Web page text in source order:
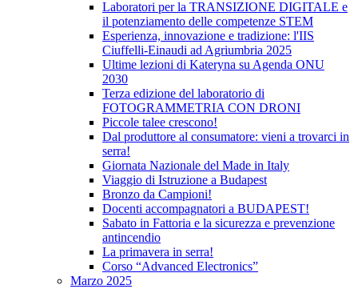
Laboratori per la TRANSIZIONE DIGITALE e
il potenziamento delle competenze STEM
Esperienza, innovazione e tradizione: l'IIS
Ciuffelli-Einaudi ad Agriumbria 2025
Ultime lezioni di Kateryna su Agenda ONU
2030
Terza edizione del laboratorio di
FOTOGRAMMETRIA CON DRONI
Piccole talee crescono!
Dal produttore al consumatore: vieni a trovarci in
serra!
Giornata Nazionale del Made in Italy
Viaggio di Istruzione a Budapest
Bronzo da Campioni!
Docenti accompagnatori a BUDAPEST!
Sabato in Fattoria e la sicurezza e prevenzione
antincendio
La primavera in serra!
Corso “Advanced Electronics”
Marzo 2025